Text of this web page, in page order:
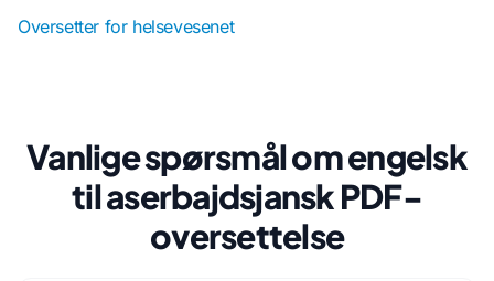
Oversetter for helsevesenet
Vanlige spørsmål om engelsk
til aserbajdsjansk PDF-
oversettelse